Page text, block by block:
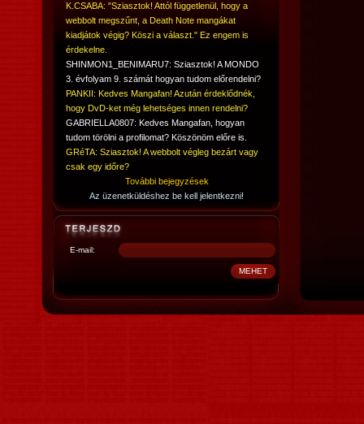
K.CSABA: "Sziasztok! Attól függetlenül, hogy a
webbolt megszűnt, a Death Note mangákat
kiadjátok végig? Köszi a választ." Ez engem is
érdekelne.
SHINMON1_BENIMARU7: Sziasztok! A MONDO
3. évfolyam 9. számát hogyan tudom előrendelni?
PANKII: Kedves Mangafan! Azután érdeklődnék,
hogy DvD-ket még lehetséges innen rendelni?
GABRIELLA0807: Kedves Mangafan, hogyan
tudom törölni a profilomat? Köszönöm előre is.
GRéTA: Sziasztok! A webbolt végleg bezárt vagy
csak egy időre?
További bejegyzések
Az üzenetküldéshez be kell jelentkezni!
E-mail: